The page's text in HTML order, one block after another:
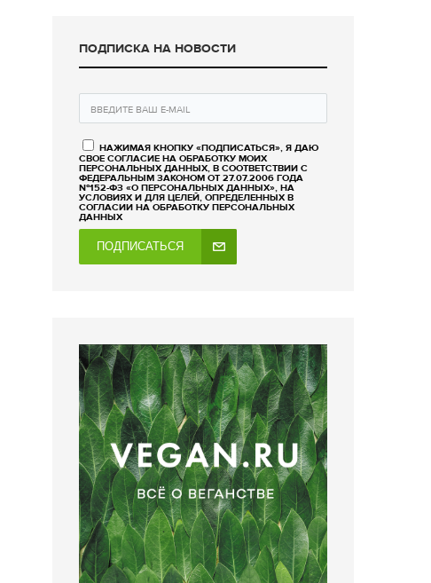
ПОДПИСКА НА НОВОСТИ
НАЖИМАЯ КНОПКУ «ПОДПИСАТЬСЯ», Я ДАЮ
СВОЕ СОГЛАСИЕ НА ОБРАБОТКУ МОИХ
ПЕРСОНАЛЬНЫХ ДАННЫХ, В СООТВЕТСТВИИ С
ФЕДЕРАЛЬНЫМ ЗАКОНОМ ОТ 27.07.2006 ГОДА
№152-ФЗ «О ПЕРСОНАЛЬНЫХ ДАННЫХ», НА
УСЛОВИЯХ И ДЛЯ ЦЕЛЕЙ, ОПРЕДЕЛЕННЫХ В
СОГЛАСИИ НА ОБРАБОТКУ ПЕРСОНАЛЬНЫХ
ДАННЫХ
ПОДПИСАТЬСЯ